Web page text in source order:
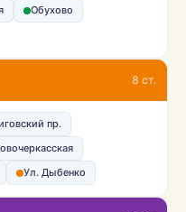
Обухово
8 ст.
пр.
Ул. Дыбенко